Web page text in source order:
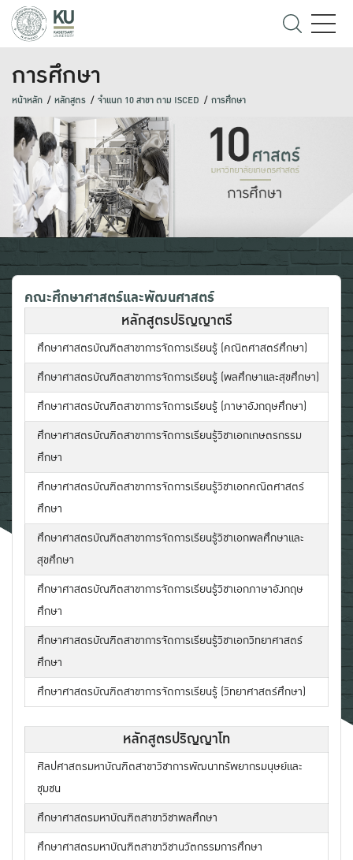
การศึกษา
หน้าหลัก หลักสูตร จำแนก 10 สาขา ตาม ISCED การศึกษา
คณะศึกษาศาสตร์และพัฒนศาสตร์
หลักสูตรปริญญาตรี
ศึกษาศาสตรบัณฑิตสาขาการจัดการเรียนรู้ (คณิตศาสตร์ศึกษา)
ศึกษาศาสตรบัณฑิตสาขาการจัดการเรียนรู้ (พลศึกษาและสุขศึกษา)
ศึกษาศาสตรบัณฑิตสาขาการจัดการเรียนรู้ (ภาษาอังกฤษศึกษา)
ศึกษาศาสตรบัณฑิตสาขาการจัดการเรียนรู้วิชาเอกเกษตรกรรม
ศึกษา
ศึกษาศาสตรบัณฑิตสาขาการจัดการเรียนรู้วิชาเอกคณิตศาสตร์
ศึกษา
ศึกษาศาสตรบัณฑิตสาขาการจัดการเรียนรู้วิชาเอกพลศึกษาและ
สุขศึกษา
ศึกษาศาสตรบัณฑิตสาขาการจัดการเรียนรู้วิชาเอกภาษาอังกฤษ
ศึกษา
ศึกษาศาสตรบัณฑิตสาขาการจัดการเรียนรู้วิชาเอกวิทยาศาสตร์
ศึกษา
ศึกษาศาสตรบัณฑิตสาขาการจัดการเรียนรู้ (วิทยาศาสตร์ศึกษา)
หลักสูตรปริญญาโท
ศิลปศาสตรมหาบัณฑิตสาขาวิชาการพัฒนาทรัพยากรมนุษย์และ
ชุมชน
ศึกษาศาสตรมหาบัณฑิตสาขาวิชาพลศึกษา
ศึกษาศาสตรมหาบัณฑิตสาขาวิชานวัตกรรมการศึกษา